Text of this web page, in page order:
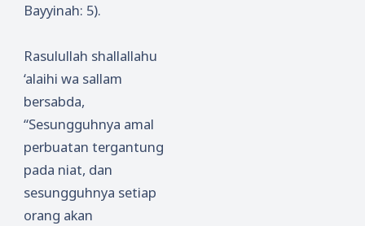
Bayyinah: 5).
Rasulullah shallallahu
‘alaihi wa sallam
bersabda,
“Sesungguhnya amal
perbuatan tergantung
pada niat, dan
sesungguhnya setiap
orang akan